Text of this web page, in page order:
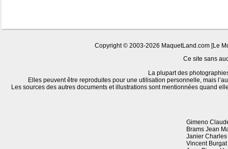
Copyright © 2003-2026 MaquetLand.com [Le
Ce site sans
La plupart des
Elles peuvent être reproduites pour une utilisation personnelle, mais
Les sources des autres documents et illustrations sont mentionnées quand
Gimeno
Brams Jean
Janier Charles
Vincent Burgat